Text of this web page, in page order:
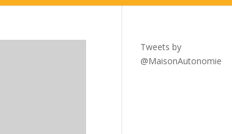
Tweets by
@MaisonAutonomie